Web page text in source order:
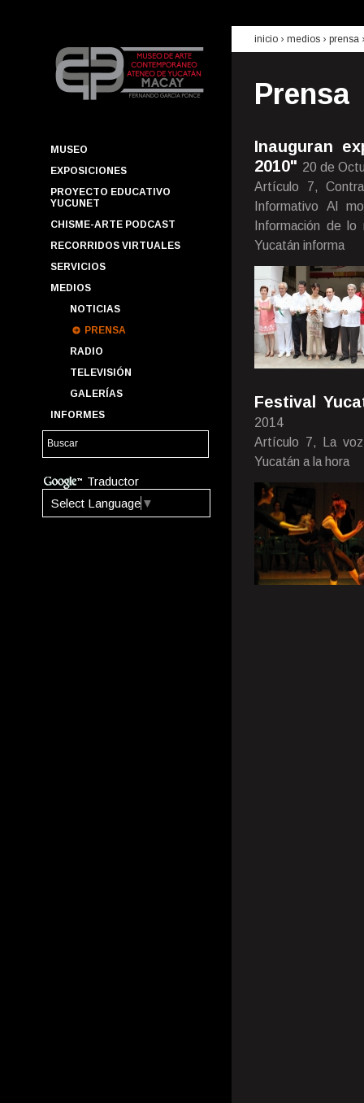
MUSEO
EXPOSICIONES
PROYECTO EDUCATIVO
YUCUNET
CHISME-ARTE PODCAST
RECORRIDOS VIRTUALES
SERVICIOS
MEDIOS
NOTICIAS
PRENSA
RADIO
TELEVISIÓN
GALERÍAS
INFORMES
Traductor
Select Language ▼
inicio › medios › prensa
Prensa
Inauguran
2010" 20 de
Artículo 7,
Informativo Al
Información de
Yucatán informa
Festival
2014
Artículo 7, La voz
Yucatán a la hora